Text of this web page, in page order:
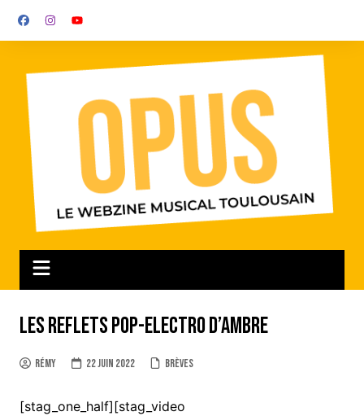
Les Reflets pop-electro d’Ambre
Rémy 22 juin 2022 Brèves
[stag_one_half][stag_video